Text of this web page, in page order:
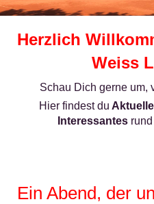
Herzlich
Weiss
Schau Dich gerne um,
Hier findest du
Interessantesrund
Ein Abend, der